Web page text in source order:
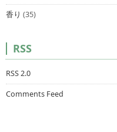
香り (35)
RSS
RSS 2.0
Comments Feed